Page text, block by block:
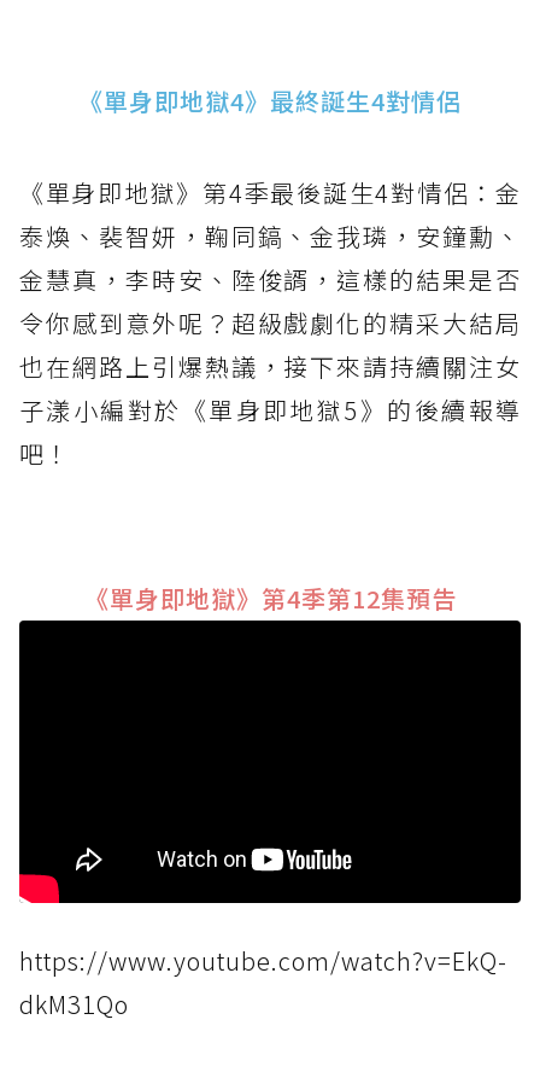
《單身即地獄4》最終誕生4對情侶
《單身即地獄》第4季最後誕生4對情侶：金
泰煥、裴智妍，鞠同鎬、金我璘，安鐘勳、
金慧真，李時安、陸俊諝，這樣的結果是否
令你感到意外呢？超級戲劇化的精采大結局
也在網路上引爆熱議，接下來請持續關注女
子漾小編對於《單身即地獄5》的後續報導
吧！
《單身即地獄》第4季第12集預告
https://www.youtube.com/watch?v=EkQ-
dkM31Qo